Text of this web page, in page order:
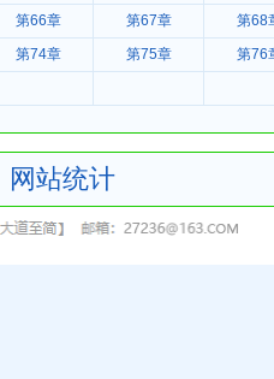
第66章 第67章
第68
第74章 第75章
第76
网站统计